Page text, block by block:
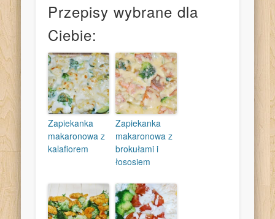
Przepisy wybrane dla
Ciebie:
Zapiekanka
makaronowa z
kalafiorem
Zapiekanka
makaronowa z
brokułami i
łososiem